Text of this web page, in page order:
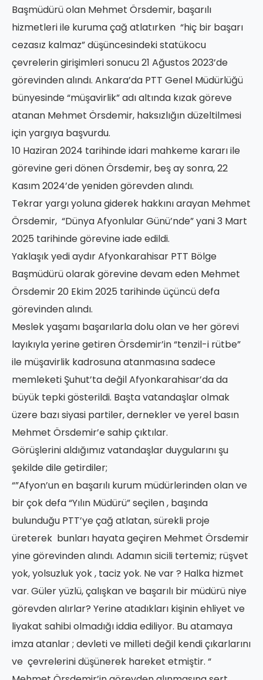
Başmüdürü olan Mehmet Örsdemir, başarılı
hizmetleri ile kuruma çağ atlatırken “hiç bir başarı
cezasız kalmaz” düşüncesindeki statükocu
çevrelerin girişimleri sonucu 21 Ağustos 2023’de
görevinden alındı. Ankara’da PTT Genel Müdürlüğü
bünyesinde “müşavirlik” adı altında kızak göreve
atanan Mehmet Örsdemir, haksızlığın düzeltilmesi
için yargıya başvurdu.
10 Haziran 2024 tarihinde idari mahkeme kararı ile
görevine geri dönen Örsdemir, beş ay sonra, 22
Kasım 2024’de yeniden görevden alındı.
Tekrar yargı yoluna giderek hakkını arayan Mehmet
Örsdemir, “Dünya Afyonlular Günü’nde” yani 3 Mart
2025 tarihinde görevine iade edildi.
Yaklaşık yedi aydır Afyonkarahisar PTT Bölge
Başmüdürü olarak görevine devam eden Mehmet
Örsdemir 20 Ekim 2025 tarihinde üçüncü defa
görevinden alındı.
Meslek yaşamı başarılarla dolu olan ve her görevi
layıkıyla yerine getiren Örsdemir’in “tenzil-i rütbe”
ile müşavirlik kadrosuna atanmasına sadece
memleketi Şuhut’ta değil Afyonkarahisar’da da
büyük tepki gösterildi. Başta vatandaşlar olmak
üzere bazı siyasi partiler, dernekler ve yerel basın
Mehmet Örsdemir’e sahip çıktılar.
Görüşlerini aldığımız vatandaşlar duygularını şu
şekilde dile getirdiler;
“”Afyon’un en başarılı kurum müdürlerinden olan ve
bir çok defa “Yılın Müdürü” seçilen , başında
bulunduğu PTT’ye çağ atlatan, sürekli proje
üreterek bunları hayata geçiren Mehmet Örsdemir
yine görevinden alındı. Adamın sicili tertemiz; rüşvet
yok, yolsuzluk yok , taciz yok. Ne var ? Halka hizmet
var. Güler yüzlü, çalışkan ve başarılı bir müdürü niye
görevden alırlar? Yerine atadıkları kişinin ehliyet ve
liyakat sahibi olmadığı iddia ediliyor. Bu atamaya
imza atanlar ; devleti ve milleti değil kendi çıkarlarını
ve çevrelerini düşünerek hareket etmiştir. “